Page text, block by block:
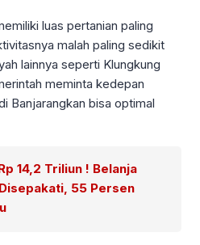
luas pertanian paling
malah paling sedikit
lainnya seperti Klungkung
meminta kedepan
Banjarangkan bisa optimal
14,2 Triliun ! Belanja
55 Persen